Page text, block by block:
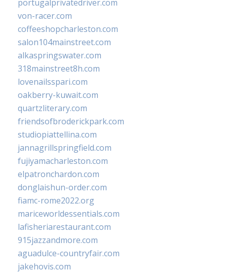
portugalprivatedriver.com
von-racer.com
coffeeshopcharleston.com
salon104mainstreet.com
alkaspringswater.com
318mainstreet8h.com
lovenailsspari.com
oakberry-kuwait.com
quartzliterary.com
friendsofbroderickpark.com
studiopiattellina.com
jannagrillspringfield.com
fujiyamacharleston.com
elpatronchardon.com
donglaishun-order.com
fiamc-rome2022.org
mariceworldessentials.com
lafisheriarestaurant.com
915jazzandmore.com
aguadulce-countryfair.com
jakehovis.com